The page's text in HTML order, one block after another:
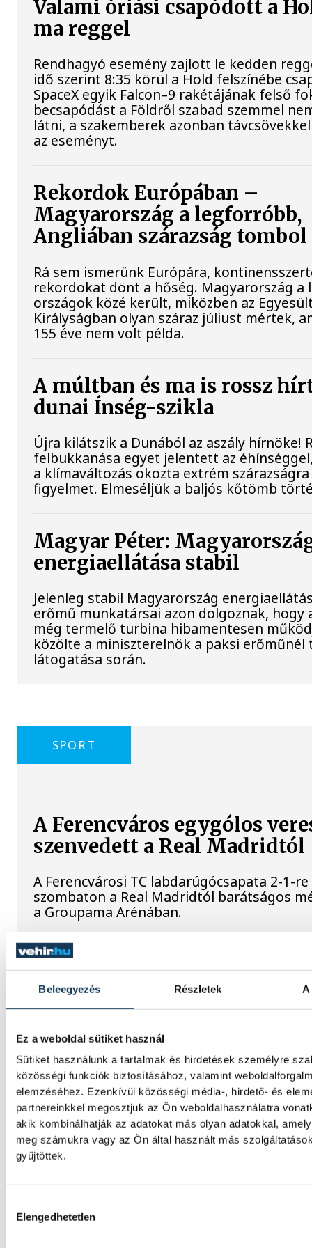
Beleegyezés Részletek A
Ez a weboldal sütiket használ
Sütiket használunk a tartalmak és hirdetések személyre
közösségi funkciók biztosításához, valamint
elemzéséhez. Ezenkívül közösségi média-, hirdető- és
partnereinkkel megosztjuk az Ön weboldalhasználatra
akik kombinálhatják az adatokat más olyan adatokkal,
meg számukra vagy az Ön által használt más
gyűjtöttek.
Elengedhetetlen
Valami óriási csapódott a
ma reggel
Rendhagyó esemény zajlott le kedden
idő szerint 8:35 körül a Hold felszínébe
SpaceX egyik Falcon–9 rakétájának felső
becsapódást a Földről szabad szemmel
látni, a szakemberek azonban
az eseményt.
Rekordok Európában –
Magyarország a legforróbb,
Angliában szárazság tombol
Rá sem ismerünk Európára,
rekordokat dönt a hőség. Magyarország
országok közé került, miközben az
Királyságban olyan száraz júliust mértek,
155 éve nem volt példa.
A múltban és ma is rossz
dunai Ínség-szikla
Újra kilátszik a Dunából az aszály hírnöke!
felbukkanása egyet jelentett az
a klímaváltozás okozta extrém
figyelmet. Elmeséljük a baljós kőtömb
Magyar Péter:
energiaellátása stabil
Jelenleg stabil Magyarország
erőmű munkatársai azon dolgoznak, hogy
még termelő turbina hibamentesen
közölte a miniszterelnök a paksi
látogatása során.
SPORT
A Ferencváros egygólos
szenvedett a Real Madridtól
A Ferencvárosi TC labdarúgócsapata 2-1-
szombaton a Real Madridtól barátságos
a Groupama Arénában.
A korai piros lap
VSC Veszprém sorsát
bajnokesélyes Dorog vendégeként az NB
északnyugati csoportjának 3.
bakonyiak a 2. perctől emberhátrányban
A Real Madrid képviselői
megkoszorúzták Puskás
sírját
vendégeskedő Real Madrid